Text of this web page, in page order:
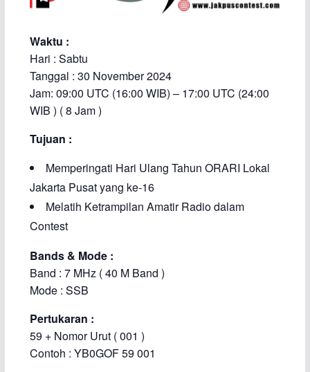
Waktu :
Hari : Sabtu
Tanggal : 30 November 2024
Jam: 09:00 UTC (16:00 WIB) – 17:00 UTC (24:00
WIB ) ( 8 Jam )
Tujuan :
Memperingati Hari Ulang Tahun ORARI Lokal
Jakarta Pusat yang ke-16
Melatih Ketrampilan Amatir Radio dalam
Contest
Bands & Mode :
Band : 7 MHz ( 40 M Band )
Mode : SSB
Pertukaran :
59 + Nomor Urut ( 001 )
Contoh : YB0GOF 59 001